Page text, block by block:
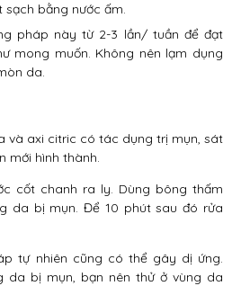
bằng nước ấm.
pháp này từ 2-3 lần/ tuần để đạt
mong muốn. Không nên lạm dụng
da.
và axi citric có tác dụng trị mụn, sát
mới hình thành.
cốt chanh ra ly. Dùng bông thấm
da bị mụn. Để 10 phút sau đó rửa
tự nhiên cũng có thể gây dị ứng.
da bị mụn, bạn nên thử ở vùng da